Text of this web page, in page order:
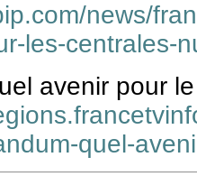
news/
les-centrales-
avenir pour
quel-